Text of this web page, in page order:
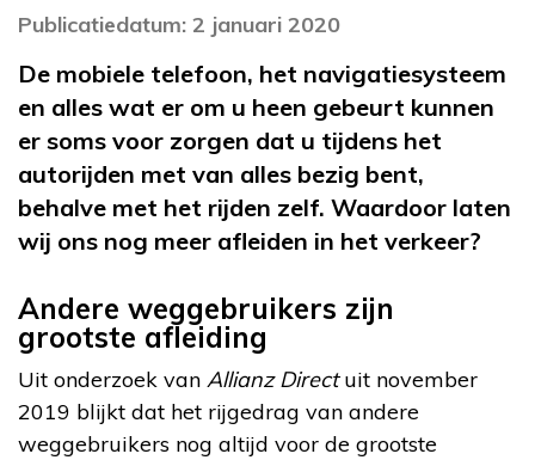
Publicatiedatum: 2 januari 2020
De mobiele telefoon, het navigatiesysteem
en alles wat er om u heen gebeurt kunnen
er soms voor zorgen dat u tijdens het
autorijden met van alles bezig bent,
behalve met het rijden zelf. Waardoor laten
wij ons nog meer afleiden in het verkeer?
Andere weggebruikers zijn
grootste afleiding
Uit onderzoek van Allianz Directuit november
2019 blijkt dat het rijgedrag van andere
weggebruikers nog altijd voor de grootste